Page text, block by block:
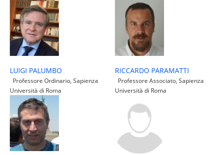
LUIGI PALUMBO
Professore Ordinario, Sapienza
Università di Roma
RICCARDO PARAMATTI
Professore Associato, Sapienza
Università di Roma